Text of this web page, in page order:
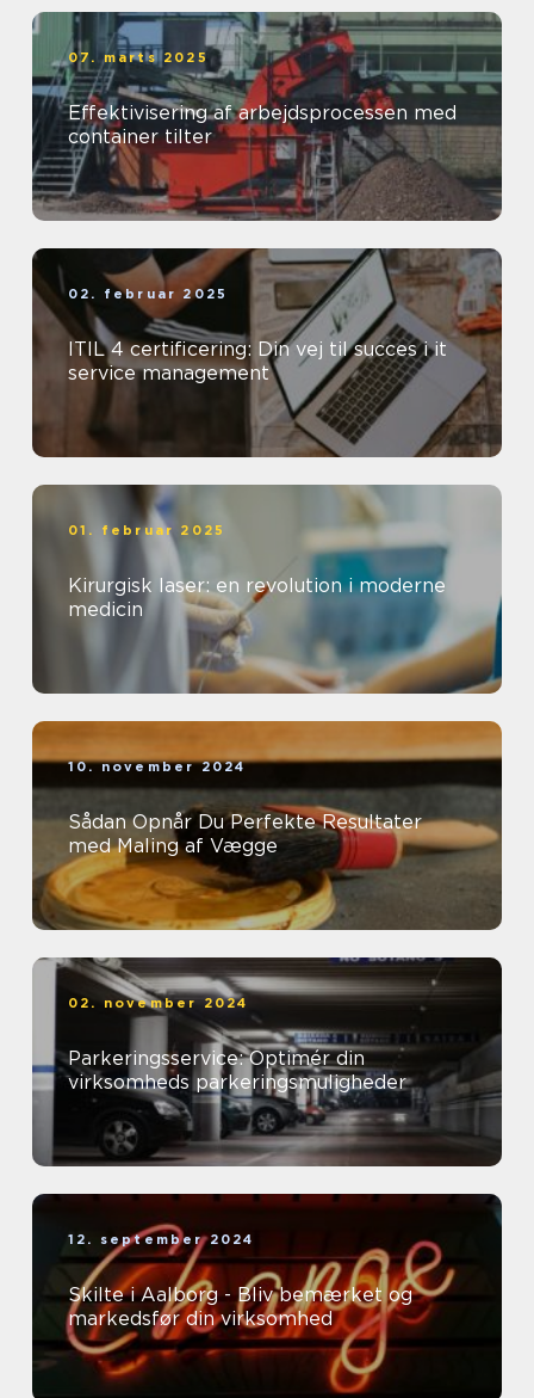
07. marts 2025
Effektivisering af arbejdsprocessen med
container tilter
02. februar 2025
ITIL 4 certificering: Din vej til succes i it
service management
01. februar 2025
Kirurgisk laser: en revolution i moderne
medicin
10. november 2024
Sådan Opnår Du Perfekte Resultater
med Maling af Vægge
02. november 2024
Parkeringsservice: Optimér din
virksomheds parkeringsmuligheder
12. september 2024
Skilte i Aalborg - Bliv bemærket og
markedsfør din virksomhed